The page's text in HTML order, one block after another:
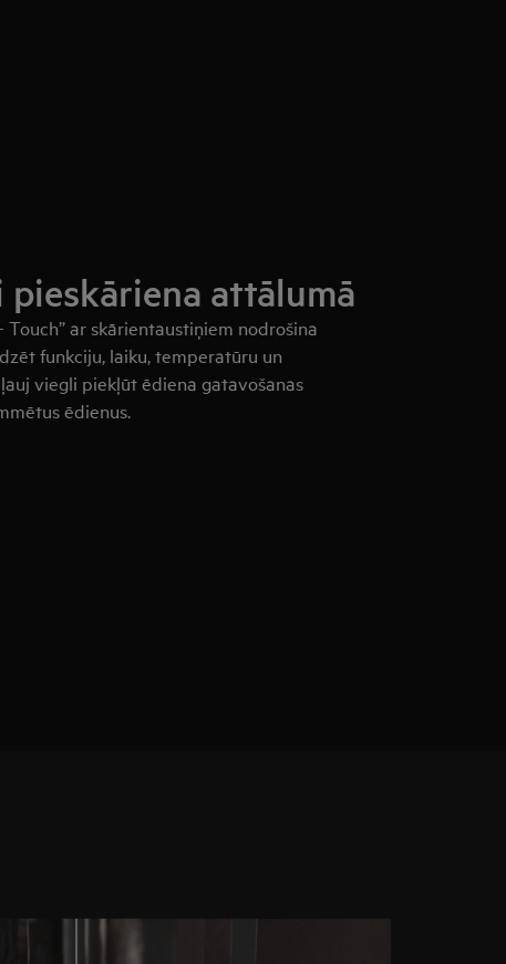
attālumā
Touch” ar skārientaustiņiem nodrošina
funkciju, laiku, temperatūru un
viegli piekļūt ēdiena gatavošanas
ēdienus.